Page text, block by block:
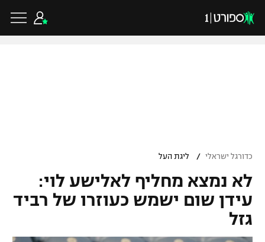
גביע הטוטו
ליגיונרים
ליגת האלופות
ליגה אירופית
ליגה אנגלית
כדורסל ישראלי
ליגת ווינר סל
כדורסל עולמי
כדורגל ישראלי / ליגת העל
לא נמצא מחליף לאלישע לוי:
עידן שום ישמש כעוזרו של רביד
גזל